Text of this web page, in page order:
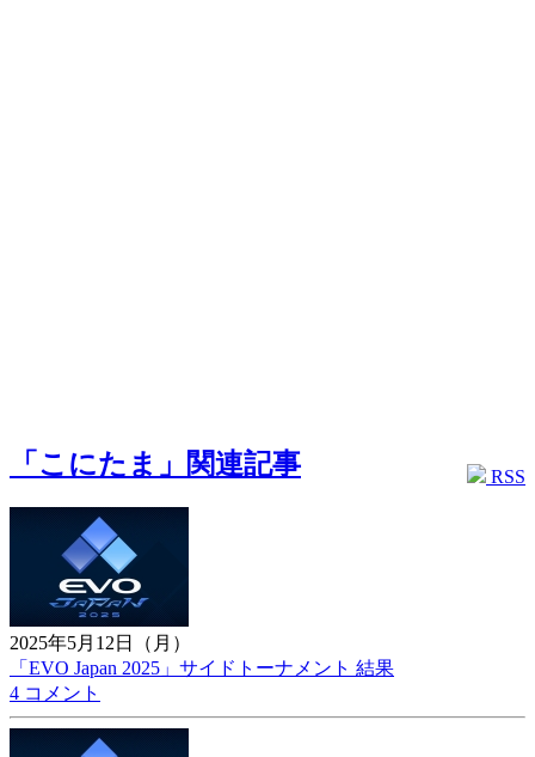
RSS
「こにたま」関連記事
2025年5月12日（月）
「EVO Japan 2025」サイドトーナメント 結果
4 コメント